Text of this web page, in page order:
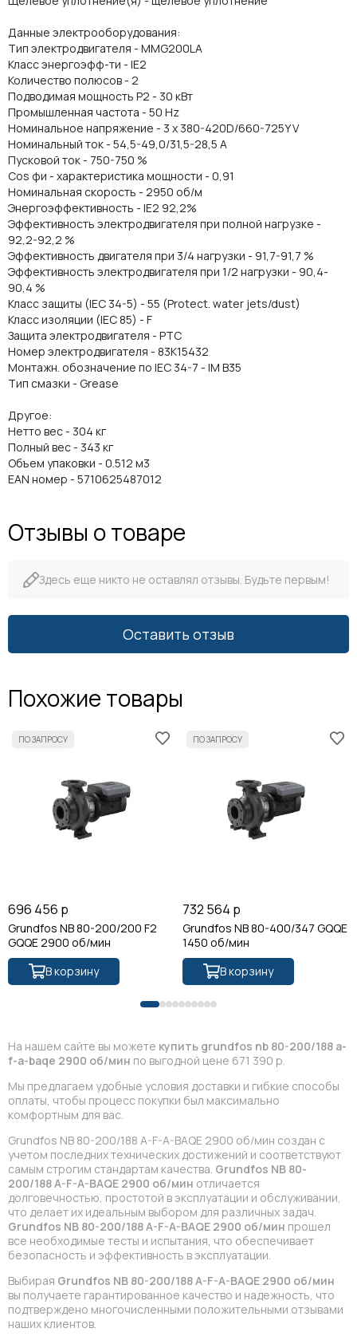
Данные электрооборудования:
Тип электродвигателя - MMG200LA
Класс энергоэфф-ти - IE2
Количество полюсов - 2
Подводимая мощность P2 - 30 кВт
Промышленная частота - 50 Hz
Номинальное напряжение - 3 x 380-420D/660-725Y V
Номинальный ток - 54,5-49,0/31,5-28,5 A
Пусковой ток - 750-750 %
Cos фи - характеристика мощности - 0,91
Номинальная скорость - 2950 об/м
Энергоэффективность - IE2 92,2%
Эффективность электродвигателя при полной нагрузке -
92,2-92,2 %
Эффективность двигателя при 3/4 нагрузки - 91,7-91,7 %
Эффективность электродвигателя при 1/2 нагрузки - 90,4-
90,4 %
Класс защиты (IEC 34-5) - 55 (Protect. water jets/dust)
Класс изоляции (IEC 85) - F
Защита электродвигателя - PTC
Номер электродвигателя - 83K15432
Монтажн. обозначение по IEC 34-7 - IM B35
Тип смазки - Grease
Другое:
Нетто вес - 304 кг
Полный вес - 343 кг
Объем упаковки - 0.512 м3
EAN номер - 5710625487012
Отзывы о товаре
Здесь еще никто не оставлял отзывы. Будьте первым!
Оставить отзыв
Похожие товары
696 456 р
Grundfos NB 80-200/200 F2
GQQE 2900 об/мин
В корзину
732 564 р
Grundfos NB 80-400/347 GQQE
1450 об/мин
В корзину
На нашем сайте вы можете купить grundfos nb 80-200/188 a-
f-a-baqe 2900 об/мин по выгодной цене 671 390 р.
Мы предлагаем удобные условия доставки и гибкие способы
оплаты, чтобы процесс покупки был максимально
комфортным для вас.
Grundfos NB 80-200/188 A-F-A-BAQE 2900 об/мин создан с
учетом последних технических достижений и соответствуют
самым строгим стандартам качества. Grundfos NB 80-
200/188 A-F-A-BAQE 2900 об/мин отличается
долговечностью, простотой в эксплуатации и обслуживании,
что делает их идеальным выбором для различных задач.
Grundfos NB 80-200/188 A-F-A-BAQE 2900 об/мин прошел
все необходимые тесты и испытания, что обеспечивает
безопасность и эффективность в эксплуатации.
Выбирая Grundfos NB 80-200/188 A-F-A-BAQE 2900 об/мин
вы получаете гарантированное качество и надежность, что
подтверждено многочисленными положительными отзывами
наших клиентов.